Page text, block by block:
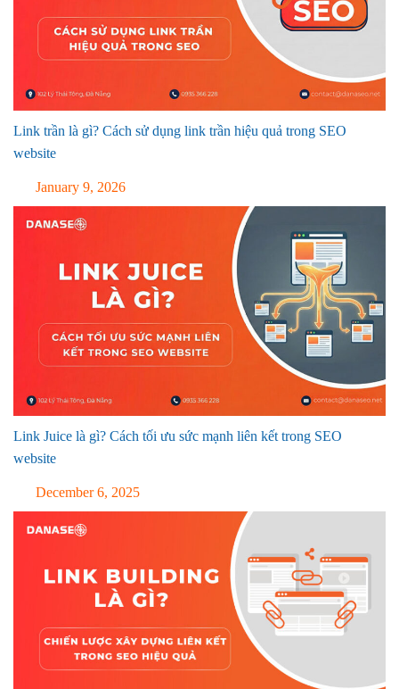
Link trần là gì? Cách sử dụng link trần hiệu quả trong SEO
website
January 9, 2026
Link Juice là gì? Cách tối ưu sức mạnh liên kết trong SEO
website
December 6, 2025